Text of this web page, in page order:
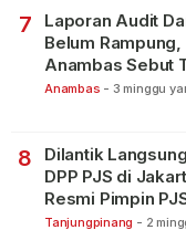
7
Laporan Audit
Belum
Anambas Sebut
Terbagi Tangani
Anambas - 3 minggu
8
Dilantik
DPP PJS di
Resmi Pimpin
Bintan
Tanjungpinang - 2